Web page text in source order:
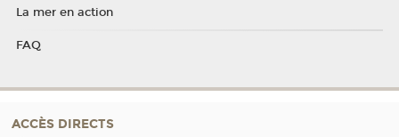
La mer en action
FAQ
ACCÈS DIRECTS